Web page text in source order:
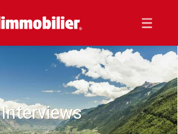
Interviews